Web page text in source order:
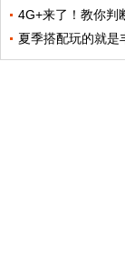
4G+来了！教你判
夏季搭配玩的就是